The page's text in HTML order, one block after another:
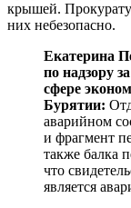
крышей.
них небезопасно.
Екатерина
по надзору
сфере
Бурятии:
аварийном
и фрагмент
также балка
что
является